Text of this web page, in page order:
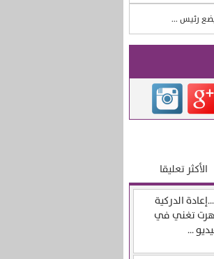
رئيس ...
الأكثر تعليقا
الدركية
تغني في
...